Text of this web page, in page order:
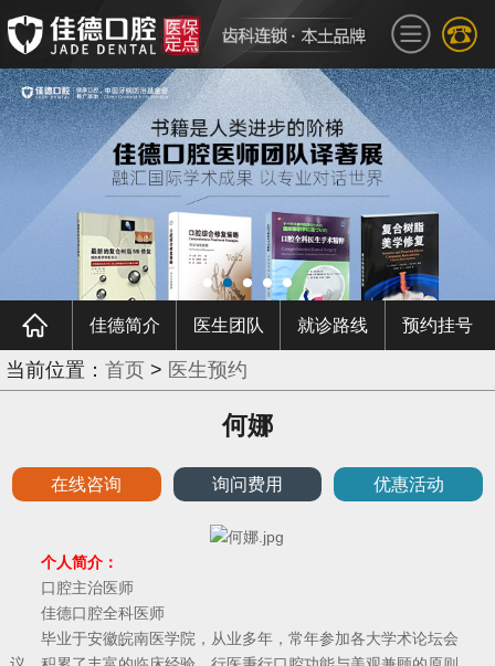
佳德简介 医生团队 就诊路线 预约挂号
当前位置： 首页 > 医生预约
何娜
在线咨询 询问费用 优惠活动
个人简介：
口腔主治医师
佳德口腔全科医师
毕业于安徽皖南医学院，从业多年，常年参加各大学术论坛会